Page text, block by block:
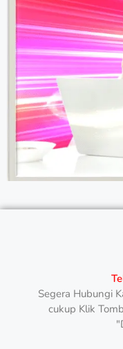
Segera Hubungi
cukup Klik